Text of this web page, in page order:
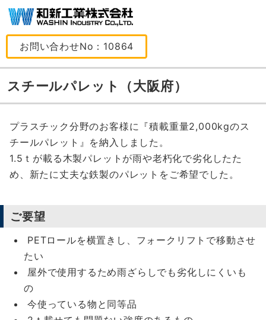
お問い合わせNo：10864
スチールパレット（大阪府）
プラスチック分野のお客様に『積載重量2,000kgのス
チールパレット』を納入しました。
1.5ｔが載る木製パレットが雨や老朽化で劣化したた
め、新たに丈夫な鉄製のパレットをご希望でした。
ご要望
PETロールを横置きし、フォークリフトで移動させ
たい
屋外で使用するため雨ざらしでも劣化しにくいも
の
今使っている物と同等品